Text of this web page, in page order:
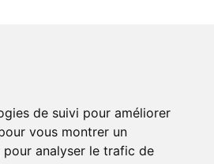
de suivi pour améliorer
vous montrer un
analyser le trafic de